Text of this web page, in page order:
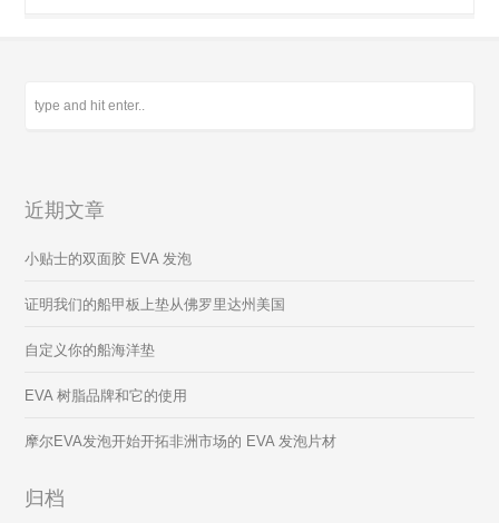
近期文章
小贴士的双面胶 EVA 发泡
证明我们的船甲板上垫从佛罗里达州美国
自定义你的船海洋垫
EVA 树脂品牌和它的使用
摩尔EVA发泡开始开拓非洲市场的 EVA 发泡片材
归档